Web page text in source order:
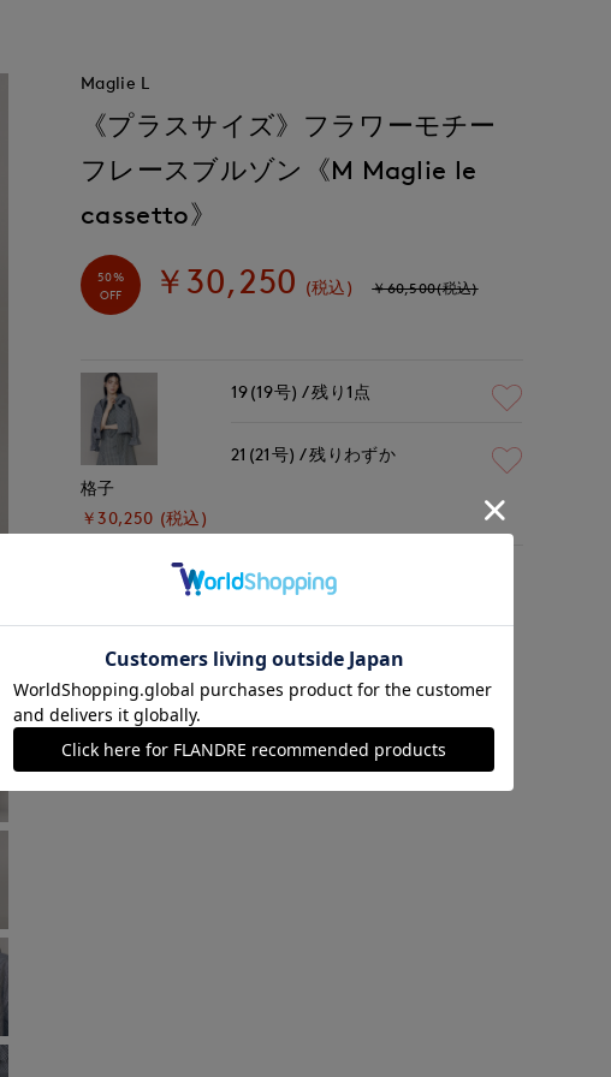
Maglie L
《プラスサイズ》フラワーモチー
フレースブルゾン《M Maglie le
cassetto》
50%
OFF
￥30,250 (税込) ￥60,500(税込)
格子
￥30,250 (税込)
19(19号) 残り1点
21(21号) 残りわずか